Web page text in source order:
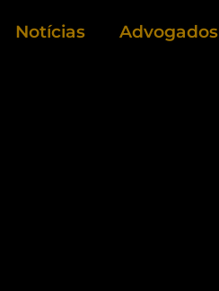
Notícias Advogados